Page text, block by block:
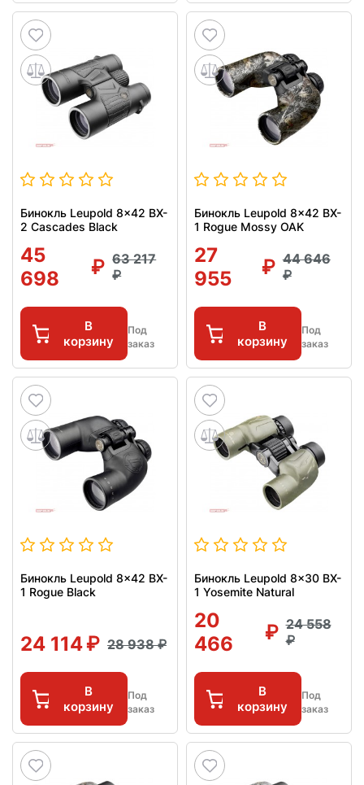
Бинокль Leupold 8x42 BX-
2 Cascades Black
45
698
63 217
В
корзину
Под
заказ
Бинокль Leupold 8x42 BX-
1 Rogue Mossy OAK
27
955
44 646
В
корзину
Под
заказ
Бинокль Leupold 8x42 BX-
1 Rogue Black
24 114 28 938
В
корзину
Под
заказ
Бинокль Leupold 8x30 BX-
1 Yosemite Natural
20
466
24 558
В
корзину
Под
заказ